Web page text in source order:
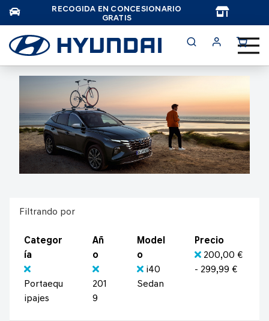
RECOGIDA EN CONCESIONARIO
GRATIS
Filtrando por
Categor
ía
Portaequ
ipajes
Añ
o
201
9
Model
o
i40
Sedan
Precio
200,00 €
- 299,99 €